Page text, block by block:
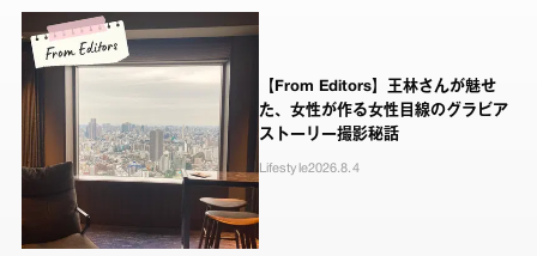
【From Editors】王林さんが魅せ
た、女性が作る女性目線のグラビア
ストーリー撮影秘話
Lifestyle2026.8.4